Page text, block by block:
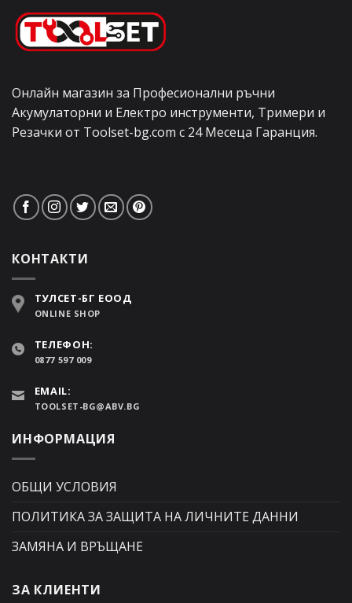
Онлайн магазин за Професионални ръчни
Акумулаторни и Електро инструменти, Тримери и
Резачки от Toolset-bg.com с 24 Месеца Гаранция.
КОНТАКТИ
ТУЛСЕТ-БГ ЕООД
ONLINE SHOP
ТЕЛЕФОН:
0877 597 009
EMAIL:
TOOLSET-BG@ABV.BG
ИНФОРМАЦИЯ
ОБЩИ УСЛОВИЯ
ПОЛИТИКА ЗА ЗАЩИТА НА ЛИЧНИТЕ ДАННИ
ЗАМЯНА И ВРЪЩАНЕ
ЗА КЛИЕНТИ